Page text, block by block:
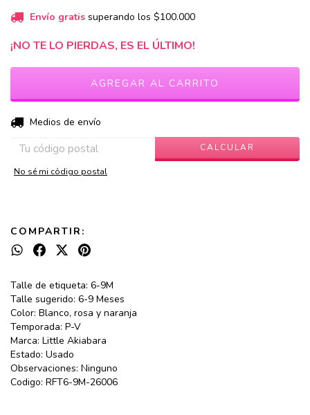
Envío gratis superando los $100.000
¡NO TE LO PIERDAS, ES EL ÚLTIMO!
Entregas para el CP:
Medios de envío
CALCULAR
No sé mi código postal
COMPARTIR:
Talle de etiqueta: 6-9M
Talle sugerido: 6-9 Meses
Color: Blanco, rosa y naranja
Temporada: P-V
Marca: Little Akiabara
Estado: Usado
Observaciones: Ninguno
Codigo: RFT6-9M-26006